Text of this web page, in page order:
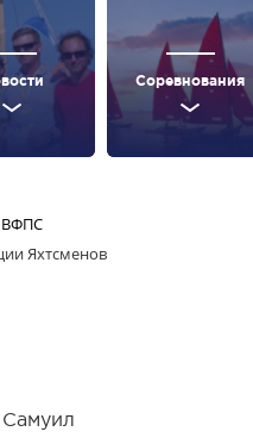
Соревнования
ВФПС
Яхтсменов